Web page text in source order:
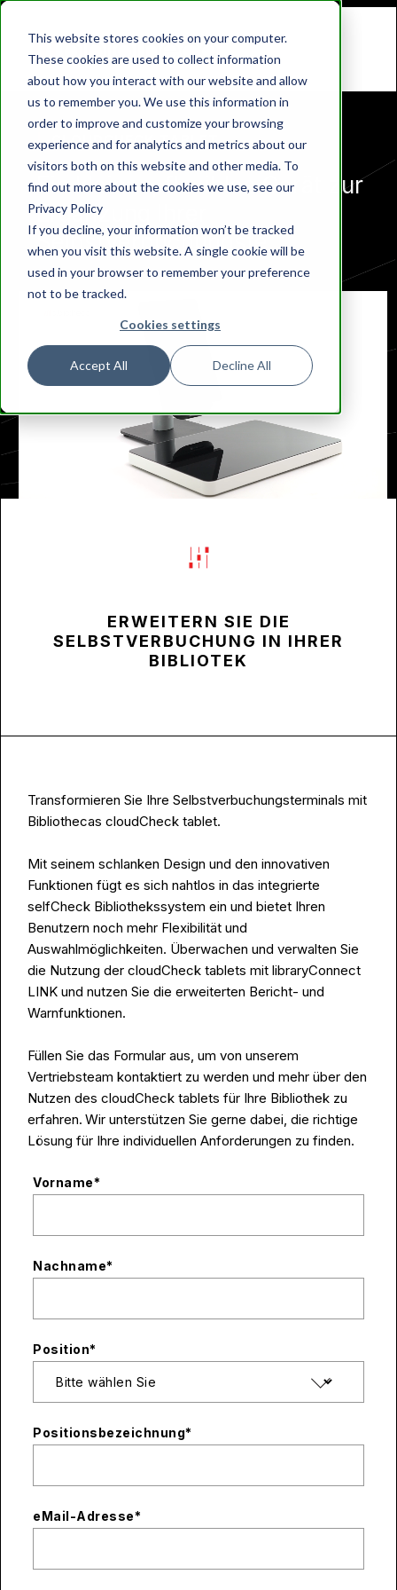
This website stores cookies on your computer.
These cookies are used to collect information
about how you interact with our website and allow
us to remember you. We use this information in
order to improve and customize your browsing
experience and for analytics and metrics about our
visitors both on this website and other media. To
find out more about the cookies we use, see our
Privacy Policy
If you decline, your information won’t be tracked
when you visit this website. A single cookie will be
used in your browser to remember your preference
not to be tracked.
Cookies settings
Accept All Decline All
|CLOUDCHECK TABLET
Ein kleines, flexibles Gerät zur
Ergänzung Ihrer
Selbstverbuchungsterminals.
ERWEITERN SIE DIE
SELBSTVERBUCHUNG IN IHRER
BIBLIOTEK
Transformieren Sie Ihre Selbstverbuchungsterminals mit
Bibliothecas cloudCheck tablet.
Mit seinem schlanken Design und den innovativen
Funktionen fügt es sich nahtlos in das integrierte
selfCheck Bibliothekssystem ein und bietet Ihren
Benutzern noch mehr Flexibilität und
Auswahlmöglichkeiten. Überwachen und verwalten Sie
die Nutzung der cloudCheck tablets mit libraryConnect
LINK und nutzen Sie die erweiterten Bericht- und
Warnfunktionen.
Füllen Sie das Formular aus, um von unserem
Vertriebsteam kontaktiert zu werden und mehr über den
Nutzen des cloudCheck tablets für Ihre Bibliothek zu
erfahren. Wir unterstützen Sie gerne dabei, die richtige
Lösung für Ihre individuellen Anforderungen zu finden.
Vorname*
Nachname*
Position*
Positionsbezeichnung*
eMail-Adresse*